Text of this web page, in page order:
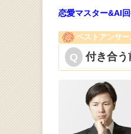
恋愛マスター&AI
ベストアンサー
付き合う